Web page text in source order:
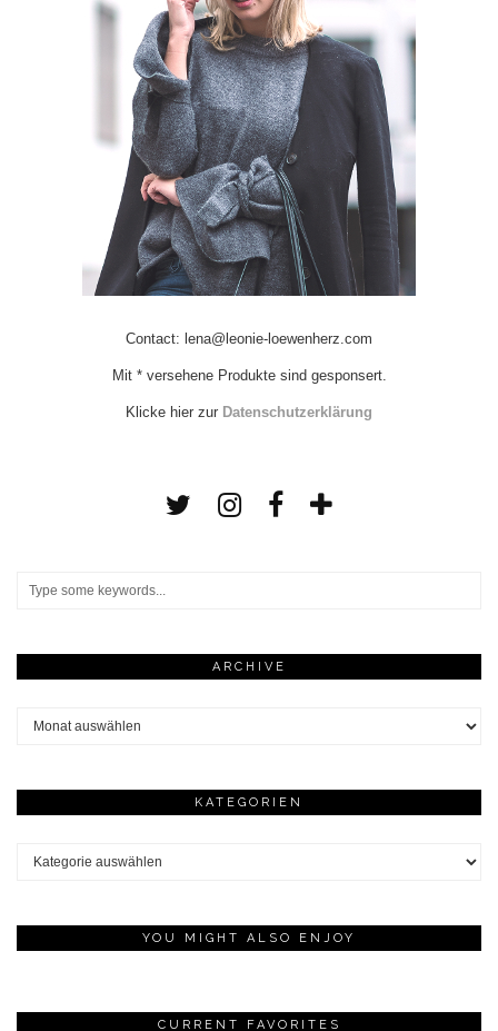
Contact: lena@leonie-loewenherz.com
Mit * versehene Produkte sind gesponsert.
Klicke hier zur Datenschutzerklärung
ARCHIVE
KATEGORIEN
YOU MIGHT ALSO ENJOY
CURRENT FAVORITES